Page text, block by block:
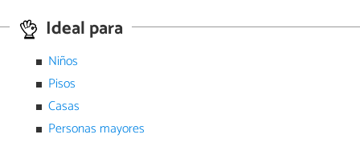
Ideal para
Niños
Pisos
Casas
Personas mayores